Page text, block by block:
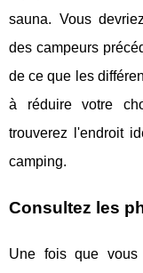
sauna. Vous
des campeurs
de ce que les
à réduire votre
trouverez l'endroit
camping.
Consultez les
Une fois que